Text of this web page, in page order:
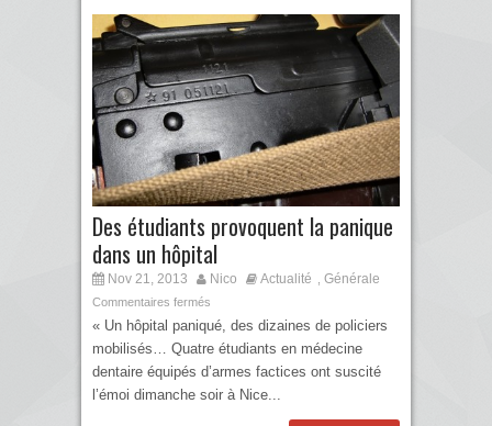
Des étudiants provoquent la panique
dans un hôpital
Nov 21, 2013 Nico Actualité , Générale
Commentaires fermés
« Un hôpital paniqué, des dizaines de policiers
mobilisés… Quatre étudiants en médecine
dentaire équipés d’armes factices ont suscité
l’émoi dimanche soir à Nice...